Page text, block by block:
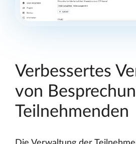
Verbessertes
von
Teilnehmenden